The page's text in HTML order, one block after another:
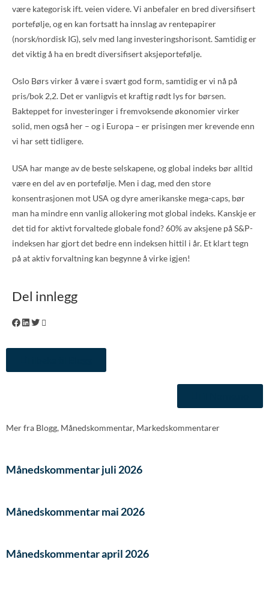
være kategorisk ift. veien videre. Vi anbefaler en bred diversifisert
portefølje, og en kan fortsatt ha innslag av rentepapirer
(norsk/nordisk IG), selv med lang investeringshorisont. Samtidig er
det viktig å ha en bredt diversifisert aksjeportefølje.
Oslo Børs virker å være i svært god form, samtidig er vi nå på
pris/bok 2,2. Det er vanligvis et kraftig rødt lys for børsen.
Bakteppet for investeringer i fremvoksende økonomier virker
solid, men også her – og i Europa – er prisingen mer krevende enn
vi har sett tidligere.
USA har mange av de beste selskapene, og global indeks bør alltid
være en del av en portefølje. Men i dag, med den store
konsentrasjonen mot USA og dyre amerikanske mega-caps, bør
man ha mindre enn vanlig allokering mot global indeks. Kanskje er
det tid for aktivt forvaltede globale fond? 60% av aksjene på S&P-
indeksen har gjort det bedre enn indeksen hittil i år. Et klart tegn
på at aktiv forvaltning kan begynne å virke igjen!
Del innlegg
Mer fra Blogg, Månedskommentar, Markedskommentarer
Månedskommentar juli 2026
Månedskommentar mai 2026
Månedskommentar april 2026